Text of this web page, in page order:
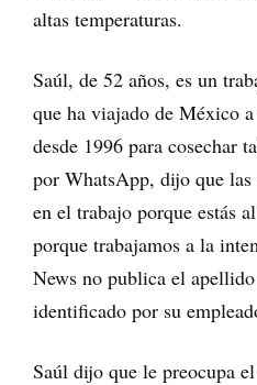
altas temperaturas.
Saúl, de 52 años, es un
que ha viajado de México
desde 1996 para cosechar
por WhatsApp, dijo que las
en el trabajo porque estás
porque trabajamos a la
News no publica el
identificado por su
Saúl dijo que le preocupa